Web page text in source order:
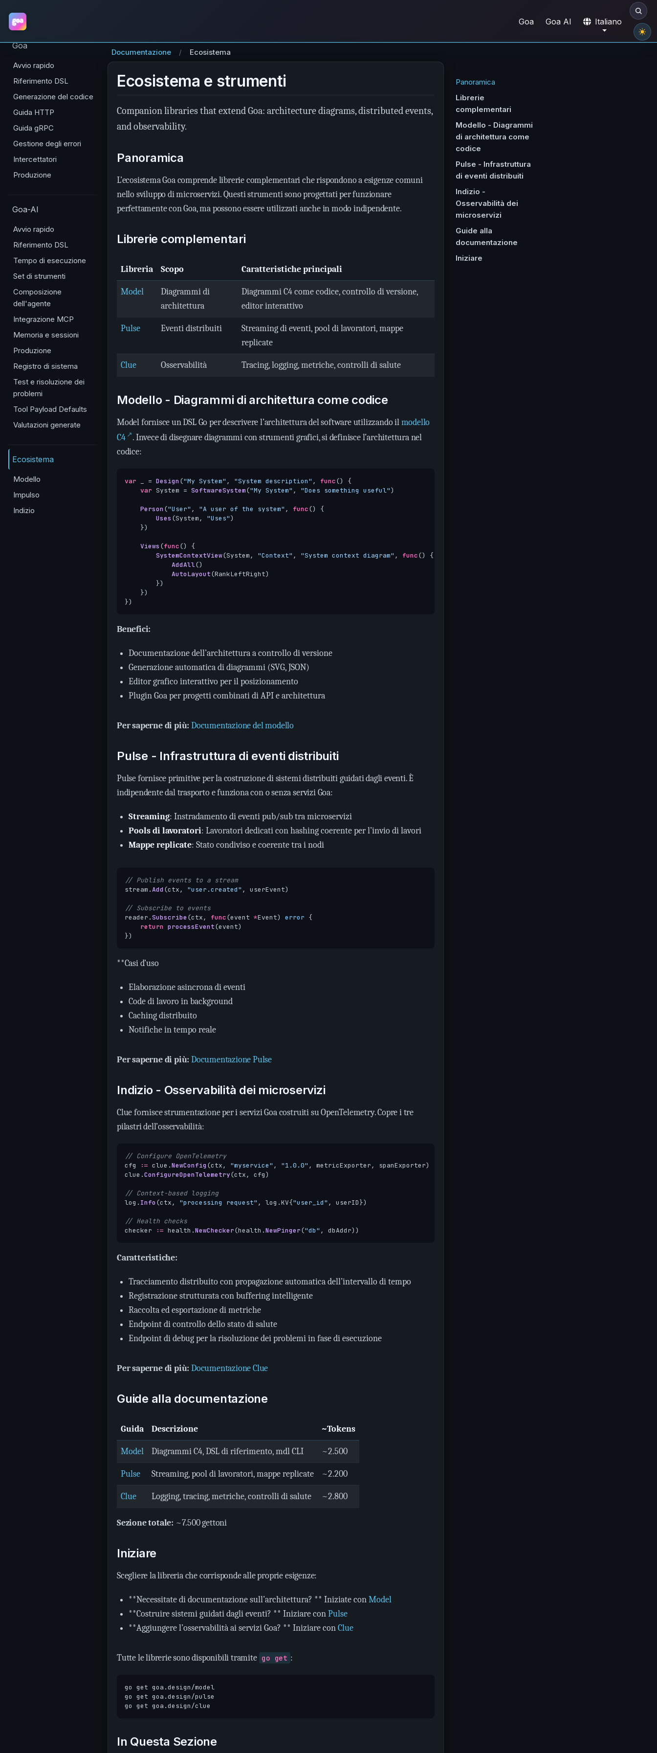
Goa Goa AI Italiano
Goa
Avvio rapido
Riferimento DSL
Generazione del codice
Guida HTTP
Guida gRPC
Gestione degli errori
Intercettatori
Produzione
Goa-AI
Avvio rapido
Riferimento DSL
Tempo di esecuzione
Set di strumenti
Composizione
dell'agente
Integrazione MCP
Memoria e sessioni
Produzione
Registro di sistema
Test e risoluzione dei
problemi
Tool Payload Defaults
Valutazioni generate
Ecosistema
Modello
Impulso
Indizio
Panoramica
Librerie
complementari
Modello - Diagrammi
di architettura come
codice
Pulse - Infrastruttura
di eventi distribuiti
Indizio -
Osservabilità dei
microservizi
Guide alla
documentazione
Iniziare
Documentazione Ecosistema
Ecosistema e strumenti
Companion libraries that extend Goa: architecture diagrams, distributed events,
and observability.
Panoramica
L’ecosistema Goa comprende librerie complementari che rispondono a esigenze comuni
nello sviluppo di microservizi. Questi strumenti sono progettati per funzionare
perfettamente con Goa, ma possono essere utilizzati anche in modo indipendente.
Librerie complementari
Libreria Scopo Caratteristiche principali
Model
Diagrammi di
architettura
Diagrammi C4 come codice, controllo di versione,
editor interattivo
Pulse Eventi distribuiti
Streaming di eventi, pool di lavoratori, mappe
replicate
Clue Osservabilità Tracing, logging, metriche, controlli di salute
Modello - Diagrammi di architettura come codice
Model fornisce un DSL Go per descrivere l’architettura del software utilizzando ilmodello
C4 ↗ . Invece di disegnare diagrammi con strumenti grafici, si definisce l’architettura nel
codice:
var = Design ("My System" , "System description" , func()
{
var System = SoftwareSystem("My System" , "Does something useful")
Person ("User" , "A user of the system" , func()
{
Uses (System, "Uses")
})
Views (func()
{
SystemContextView(System, "Context" , "System context diagram" , func()
{
AddAll()
AutoLayout(RankLeftRight)
})
})
})
Benefici:
Documentazione dell’architettura a controllo di versione
Generazione automatica di diagrammi (SVG, JSON)
Editor grafico interattivo per il posizionamento
Plugin Goa per progetti combinati di API e architettura
Per saperne di più: Documentazione del modello
Pulse - Infrastruttura di eventi distribuiti
Pulse fornisce primitive per la costruzione di sistemi distribuiti guidati dagli eventi. È
indipendente dal trasporto e funziona con o senza servizi Goa:
Streaming: Instradamento di eventi pub/sub tra microservizi
Pools di lavoratori: Lavoratori dedicati con hashing coerente per l’invio di lavori
Mappe replicate: Stato condiviso e coerente tra i nodi
// Publish events to a stream
stream .Add (ctx, "user.created" , userEvent)
// Subscribe to events
reader .Subscribe (ctx, func(event *Event) error {
return processEvent(event)
})
**Casi d’uso
Elaborazione asincrona di eventi
Code di lavoro in background
Caching distribuito
Notifiche in tempo reale
Per saperne di più: Documentazione Pulse
Indizio - Osservabilità dei microservizi
Clue fornisce strumentazione per i servizi Goa costruiti su OpenTelemetry. Copre i tre
pilastri dell’osservabilità:
// Configure OpenTelemetry
cfg
:= clue .NewConfig (ctx, "myservice" , "1.0.0" , metricExporter, spanExporter)
clue .ConfigureOpenTelemetry(ctx, cfg)
// Context-based logging
log . Info (ctx, "processing request" , log .KV{"user_id" , userID})
// Health checks
checker
:= health .NewChecker(health .NewPinger("db" , dbAddr))
Caratteristiche:
Tracciamento distribuito con propagazione automatica dell’intervallo di tempo
Registrazione strutturata con buffering intelligente
Raccolta ed esportazione di metriche
Endpoint di controllo dello stato di salute
Endpoint di debug per la risoluzione dei problemi in fase di esecuzione
Per saperne di più: Documentazione Clue
Guide alla documentazione
Guida Descrizione ~Tokens
Model Diagrammi C4, DSL di riferimento, mdl CLI ~2.500
Pulse Streaming, pool di lavoratori, mappe replicate ~2.200
Clue Logging, tracing, metriche, controlli di salute ~2.800
Sezione totale: ~7.500 gettoni
Iniziare
Scegliere la libreria che corrisponde alle proprie esigenze:
**Necessitate di documentazione sull’architettura? ** Iniziate conModel
**Costruire sistemi guidati dagli eventi? ** Iniziare conPulse
**Aggiungere l’osservabilità ai servizi Goa? ** Iniziare conClue
Tutte le librerie sono disponibili tramite go get :
In Questa Sezione